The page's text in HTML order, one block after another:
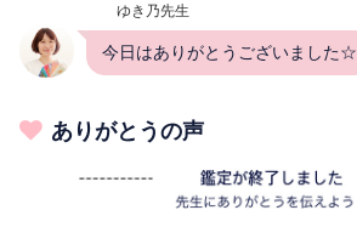
ゆき乃先生
今日はありがとうございました☆
ありがとうの声